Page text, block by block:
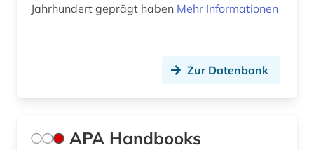
fallstudiensammlung (1)
feminismus (2)
Jahrhundert geprägt haben Mehr Informationen
Zur Datenbank
APA Handbooks